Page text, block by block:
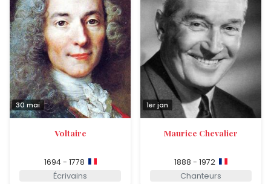
30 mai
Voltaire
1694 - 1778
Écrivains
1er jan
Maurice Chevalier
1888 - 1972
Chanteurs